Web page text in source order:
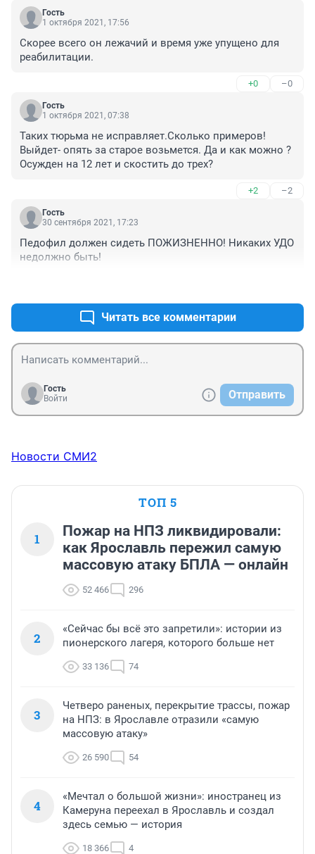
Гость
1 октября 2021, 17:56
Скорее всего он лежачий и время уже упущено для
реабилитации.
+0 –0
Гость
1 октября 2021, 07:38
Таких тюрьма не исправляет.Сколько примеров!
Выйдет- опять за старое возьмется. Да и как можно ?
Осужден на 12 лет и скостить до трех?
+2 –2
Гость
30 сентября 2021, 17:23
Педофил должен сидеть ПОЖИЗНЕННО! Никаких УДО
недолжно быть!
Читать все комментарии
Гость
Войти
Отправить
Новости СМИ2
ТОП 5
1
Пожар на НПЗ ликвидировали:
как Ярославль пережил самую
массовую атаку БПЛА — онлайн
52 466 296
2
«Сейчас бы всё это запретили»: истории из
пионерского лагеря, которого больше нет
33 136 74
3
Четверо раненых, перекрытие трассы, пожар
на НПЗ: в Ярославле отразили «самую
массовую атаку»
26 590 54
4
«Мечтал о большой жизни»: иностранец из
Камеруна переехал в Ярославль и создал
здесь семью — история
18 366 4